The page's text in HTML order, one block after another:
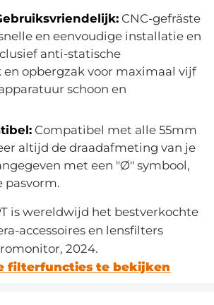
CNC-gefräste
en eenvoudige installatie en
anti-statische
en opbergzak voor maximaal vijf
schoon en
Compatibel met alle 55mm
altijd de draadafmeting van je
met een "Ø" symbool,
pasvorm.
is wereldwijd het bestverkochte
accessoires en lensfilters
2024.
filterfuncties te bekijken